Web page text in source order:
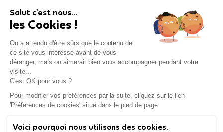
questionnaire suivant
Mentions légales
Salut c'est nous...
les Cookies !
On a attendu d'être sûrs que le contenu de
ce site vous intéresse avant de vous
déranger, mais on aimerait bien vous accompagner pendant votre
visite...
C'est OK pour vous ?
Pour modifier vos préférences par la suite, cliquez sur le lien
'Préférences de cookies' situé dans le pied de page.
Voici pourquoi nous utilisons des cookies.